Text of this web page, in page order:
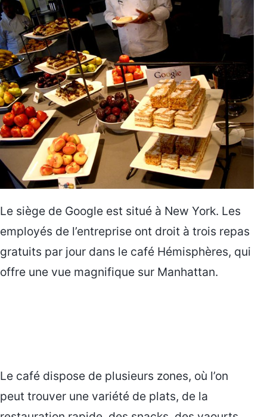
Le siège de Google est situé à New York. Les
employés de l’entreprise ont droit à trois repas
gratuits par jour dans le café Hémisphères, qui
offre une vue magnifique sur Manhattan.
Le café dispose de plusieurs zones, où l’on
peut trouver une variété de plats, de la